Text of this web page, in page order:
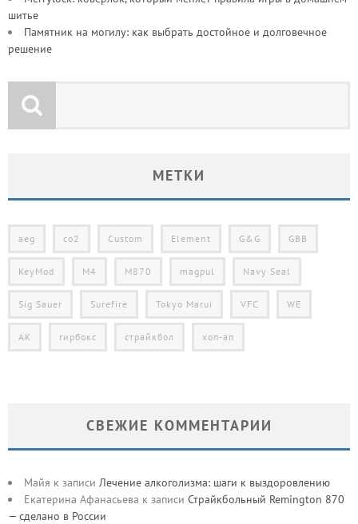
шитье
Памятник на могилу: как выбрать достойное и долговечное
решение
МЕТКИ
aeg co2 Custom Element G&G GBB
KeyMod M4 M870 magpul Navy Seal
Sig Sauer Surefire Tokyo Marui VFC WE
АК гирбокс страйкбол хоп-ап
СВЕЖИЕ КОММЕНТАРИИ
Майя к записи Лечение алкоголизма: шаги к выздоровлению
Екатерина Афанасьева к записи Страйкбольный Remington 870
— сделано в России